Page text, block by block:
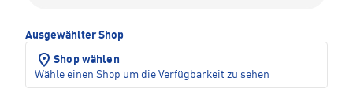
Ausgewählter Shop
Shop wählen
Wähle einen Shop um die Verfügbarkeit zu sehen